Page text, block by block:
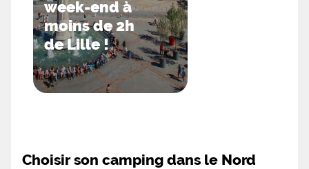
week-end à
moins de 2h
de Lille !
Choisir son camping dans le Nord